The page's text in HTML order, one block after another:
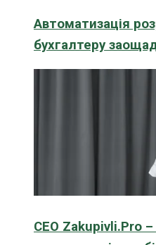
Автоматизація
бухгалтеру
CEO Zakupivli.Pro